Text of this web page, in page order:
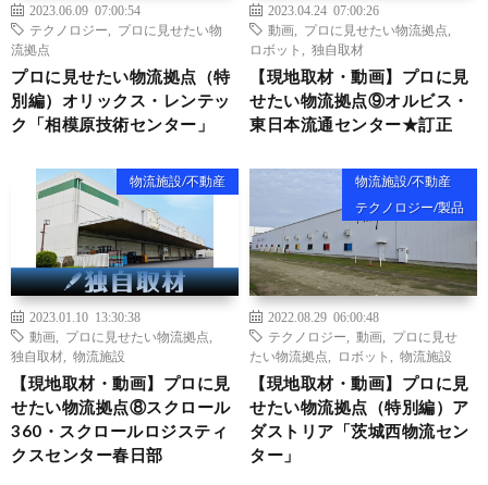
2023.06.09 07:00:54
テクノロジー
プロに見せたい物
流拠点
プロに見せたい物流拠点（特
別編）オリックス・レンテッ
ク「相模原技術センター」
2023.04.24 07:00:26
動画
プロに見せたい物流拠点
ロボット
独自取材
【現地取材・動画】プロに見
せたい物流拠点⑨オルビス・
東日本流通センター★訂正
物流施設/不動産
2023.01.10 13:30:38
動画
プロに見せたい物流拠点
独自取材
物流施設
【現地取材・動画】プロに見
せたい物流拠点⑧スクロール
360・スクロールロジスティ
クスセンター春日部
物流施設/不動産
テクノロジー/製品
2022.08.29 06:00:48
テクノロジー
動画
プロに見せ
たい物流拠点
ロボット 物流施設
【現地取材・動画】プロに見
せたい物流拠点（特別編）ア
ダストリア「茨城西物流セン
ター」